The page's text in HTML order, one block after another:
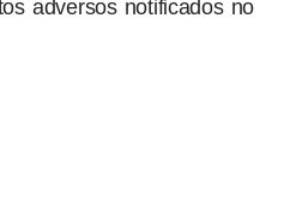
conta as mortes e
(Síndrome Respiratória